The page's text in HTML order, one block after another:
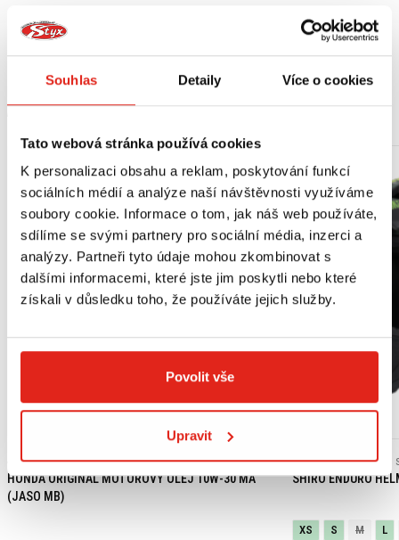
Souhlas Detaily Více o cookies
Tato webová stránka používá cookies
K personalizaci obsahu a reklam, poskytování funkcí
sociálních médií a analýze naší návštěvnosti využíváme
soubory cookie. Informace o tom, jak náš web používáte,
sdílíme se svými partnery pro sociální média, inzerci a
analýzy. Partneři tyto údaje mohou zkombinovat s
dalšími informacemi, které jste jim poskytli nebo které
získali v důsledku toho, že používáte jejich služby.
Povolit vše
Upravit
- hliníkovou pákou spojky 99151-48K10-000,
- chráničem brzdové páky 99152-48K00-000.
MOHLO BY SE VÁM LÍBIT
439 Kč s DPH
HONDA ORIGINAL MOTOROVÝ OLEJ 10W-30 MA
(JASO MB)
2 409 Kč
2 409 Kč
SHIRO ENDURO
XS S M L